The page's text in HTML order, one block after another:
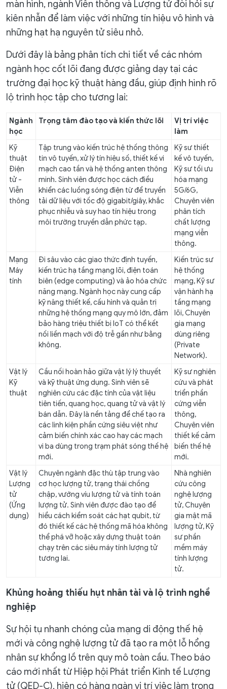
màn hình, ngành Viễn thông và Lượng tử đòi hỏi sự
kiên nhẫn để làm việc với những tín hiệu vô hình và
những hạt hạ nguyên tử siêu nhỏ.
Dưới đây là bảng phân tích chi tiết về các nhóm
ngành học cốt lõi đang được giảng dạy tại các
trường đại học kỹ thuật hàng đầu, giúp định hình rõ
lộ trình học tập cho tương lai:
Ngành
học
Trọng tâm đào tạo và kiến thức lõi
Vị trí việc
làm
Kỹ
thuật
Điện
tử -
Viễn
thông
Tập trung vào kiến trúc hệ thống thông
tin vô tuyến, xử lý tín hiệu số, thiết kế vi
mạch cao tần và hệ thống anten thông
minh. Sinh viên được học cách điều
khiển các luồng sóng điện từ để truyền
tải dữ liệu với tốc độ gigabit/giây, khắc
phục nhiễu và suy hao tín hiệu trong
môi trường truyền dẫn phức tạp.
Kỹ sư thiết
kế vô tuyến,
Kỹ sư tối ưu
hóa mạng
5G/6G,
Chuyên viên
phân tích
chất lượng
mạng viễn
thông.
Mạng
Máy
tính
Đi sâu vào các giao thức định tuyến,
kiến trúc hạ tầng mạng lõi, điện toán
biên (edge computing) và ảo hóa chức
năng mạng. Ngành học này cung cấp
kỹ năng thiết kế, cấu hình và quản trị
những hệ thống mạng quy mô lớn, đảm
bảo hàng triệu thiết bị IoT có thể kết
nối liền mạch với độ trễ gần như bằng
không.
Kiến trúc sư
hệ thống
mạng, Kỹ sư
vận hành hạ
tầng mạng
lõi, Chuyên
gia mạng
dùng riêng
(Private
Network).
Vật lý
Kỹ
thuật
Cầu nối hoàn hảo giữa vật lý lý thuyết
và kỹ thuật ứng dụng. Sinh viên sẽ
nghiên cứu các đặc tính của vật liệu
tiên tiến, quang học, quang tử và vật lý
bán dẫn. Đây là nền tảng để chế tạo ra
các linh kiện phần cứng siêu việt như
cảm biến chính xác cao hay các mạch
vi ba dùng trong trạm phát sóng thế hệ
mới.
Kỹ sư nghiên
cứu và phát
triển phần
cứng viễn
thông,
Chuyên viên
thiết kế cảm
biến thế hệ
mới.
Vật lý
Lượng
tử
(Ứng
dụng)
Chuyên ngành đặc thù tập trung vào
cơ học lượng tử, trạng thái chồng
chập, vướng víu lượng tử và tính toán
lượng tử. Sinh viên được đào tạo để
hiểu cách kiểm soát các hạt qubit, từ
đó thiết kế các hệ thống mã hóa không
thể phá vỡ hoặc xây dựng thuật toán
chạy trên các siêu máy tính lượng tử
tương lai.
Nhà nghiên
cứu công
nghệ lượng
tử, Chuyên
gia mật mã
lượng tử, Kỹ
sư phần
mềm máy
tính lượng
tử.
Khủng hoảng thiếu hụt nhân tài và lộ trình nghề
nghiệp
Sự hội tụ nhanh chóng của mạng di động thế hệ
mới và công nghệ lượng tử đã tạo ra một lỗ hổng
nhân sự khổng lồ trên quy mô toàn cầu. Theo báo
cáo mới nhất từ Hiệp hội Phát triển Kinh tế Lượng
tử (QED-C), hiện có hàng ngàn vị trí việc làm trong